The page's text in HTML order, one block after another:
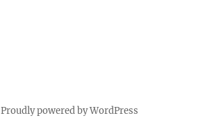
Proudly powered by WordPress